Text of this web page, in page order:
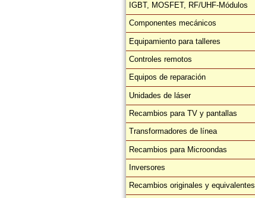
IGBT, MOSFET, RF/UHF-Módulos
Componentes mecánicos
Equipamiento para talleres
Controles remotos
Equipos de reparación
Unidades de láser
Recambios para TV y pantallas
Transformadores de línea
Recambios para Microondas
Inversores
Recambios originales y equivalentes